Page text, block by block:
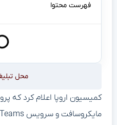
فهرست محتوا
محل
کمیسیون اروپا اعلام کرد که